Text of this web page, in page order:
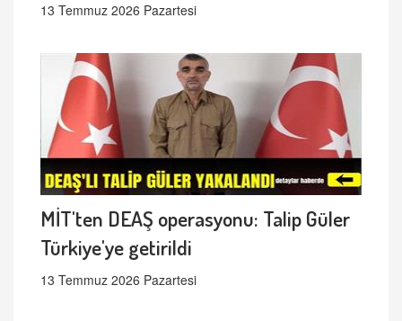
13 Temmuz 2026 Pazartesi
MİT'ten DEAŞ operasyonu: Talip Güler
Türkiye'ye getirildi
13 Temmuz 2026 Pazartesi